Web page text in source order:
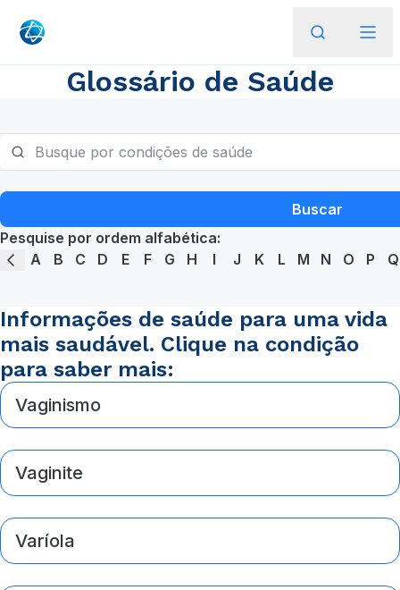
Glossário de Saúde
Buscar
Pesquise por ordem alfabética:
A
B C D E F G H I J K L M N O P Q
Informações de saúde para uma vida
mais saudável. Clique na condição
para saber mais:
Vaginismo
Vaginite
Varíola